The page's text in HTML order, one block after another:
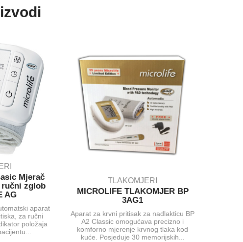
Mjerač
zglob
AG
aparat
za ručni
položaja
TLAKOMJERI
MICROLIFE TLAKOMJER BP
3AG1
Aparat za krvni pritisak za nadlakticu BP
A2 Classic omogućava precizno i
komforno mjerenje krvnog tlaka kod
kuće. Posjeduje 30 memorijskih...